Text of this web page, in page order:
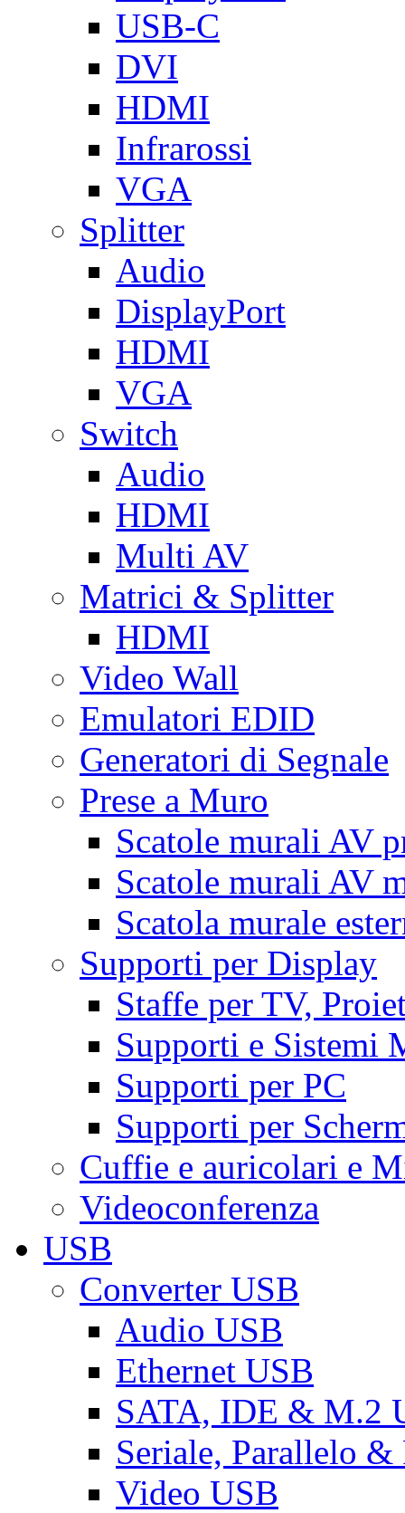
USB-C
DVI
HDMI
Infrarossi
VGA
Splitter
Audio
DisplayPort
HDMI
VGA
Switch
Audio
HDMI
Multi AV
Matrici & Splitter
HDMI
Video Wall
Emulatori EDID
Generatori di Segnale
Prese a Muro
Scatole murali AV
Scatole murali AV
Scatola murale
Supporti per Display
Staffe per TV,
Supporti e Sistemi
Supporti per PC
Supporti per
Cuffie e auricolari e
Videoconferenza
USB
Converter USB
Audio USB
Ethernet USB
SATA, IDE & M.2
Seriale, Parallelo &
Video USB